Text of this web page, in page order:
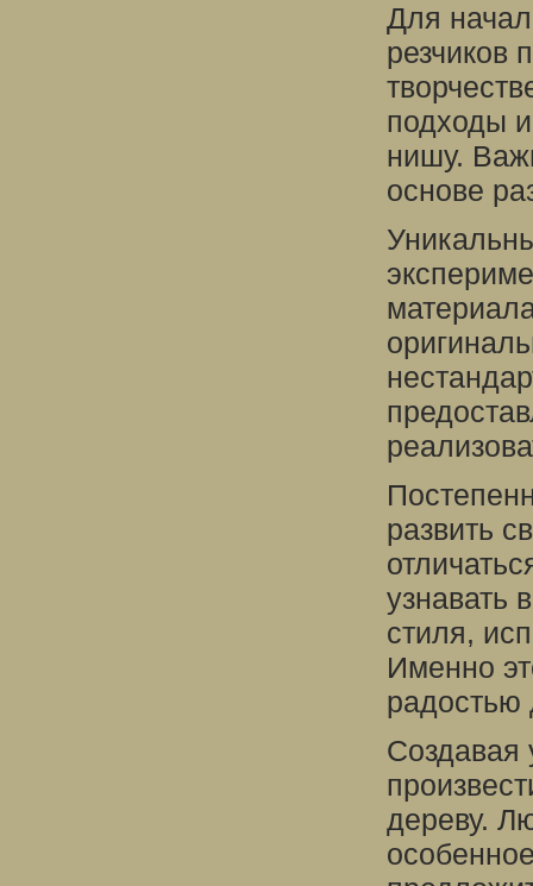
Для
резчиков
подходы
нишу.
основе
развить
узнавать
стиля,
Именно
радостью
Создавая
дереву.